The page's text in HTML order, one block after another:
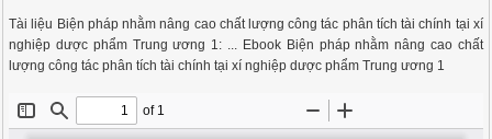
Tài liệu Biện pháp nhằm nâng cao chất lượng công tác phân tích tài chính tại xí
nghiệp dược phẩm Trung ương 1: ... Ebook Biện pháp nhằm nâng cao chất
lượng công tác phân tích tài chính tại xí nghiệp dược phẩm Trung ương 1